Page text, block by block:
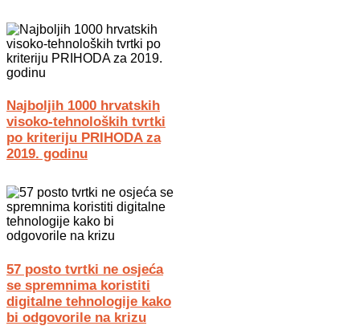
Najboljih 1000 hrvatskih
visoko-tehnoloških tvrtki
po kriteriju PRIHODA za
2019. godinu
57 posto tvrtki ne osjeća
se spremnima koristiti
digitalne tehnologije kako
bi odgovorile na krizu